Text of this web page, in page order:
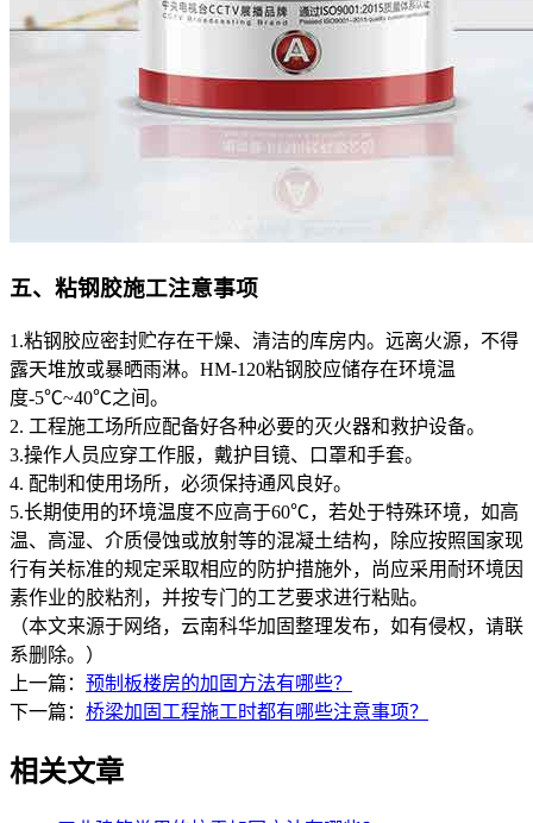
五、粘钢胶施工注意事项
1.粘钢胶应密封贮存在干燥、清洁的库房内。远离火源，不得
露天堆放或暴晒雨淋。HM-120粘钢胶应储存在环境温
度-5℃~40℃之间。
2. 工程施工场所应配备好各种必要的灭火器和救护设备。
3.操作人员应穿工作服，戴护目镜、口罩和手套。
4. 配制和使用场所，必须保持通风良好。
5.长期使用的环境温度不应高于60℃，若处于特殊环境，如高
温、高湿、介质侵蚀或放射等的混凝土结构，除应按照国家现
行有关标准的规定采取相应的防护措施外，尚应采用耐环境因
素作业的胶粘剂，并按专门的工艺要求进行粘贴。
（本文来源于网络，云南科华加固整理发布，如有侵权，请联
系删除。）
上一篇： 预制板楼房的加固方法有哪些？
下一篇： 桥梁加固工程施工时都有哪些注意事项？
相关文章